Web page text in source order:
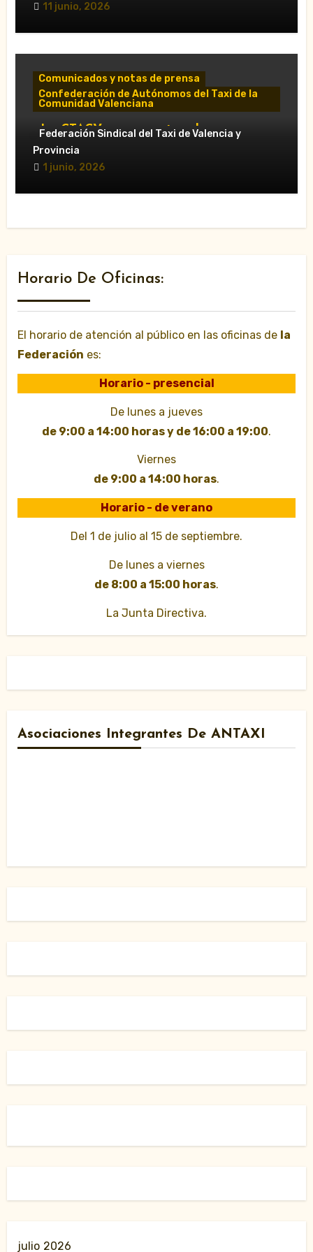
11 junio, 2026
Comunicados y notas de prensa
Confederación de Autónomos del Taxi de la
Comunidad Valenciana
«La CTACV carga contra el nuevo
Decreto Ley y acusa al Consell de
Federación Sindical del Taxi de Valencia y
Provincia
1 junio, 2026
Horario De Oficinas:
El horario de atención al público en las oficinas de la
Federación es:
Horario - presencial
De lunes a jueves
de 9:00 a 14:00 horas y de 16:00 a 19:00.
Viernes
de 9:00 a 14:00 horas.
Horario - de verano
Del 1 de julio al 15 de septiembre.
De lunes a viernes
de 8:00 a 15:00 horas.
La Junta Directiva.
Asociaciones Integrantes De ANTAXI
julio 2026